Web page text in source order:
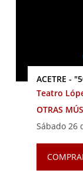
ACETRE -
Teatro
OTRAS
Sábado 26